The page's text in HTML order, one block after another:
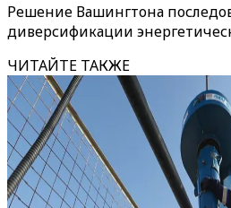
Решение Вашингтона
диверсификации
ЧИТАЙТЕ ТАКЖЕ